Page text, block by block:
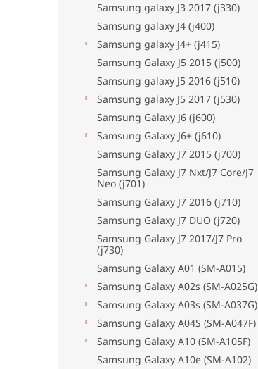
Samsung galaxy J3 2017 (j330)
Samsung galaxy J4 (j400)
Samsung galaxy J4+ (j415)
Samsung Galaxy J5 2015 (j500)
Samsung galaxy J5 2016 (j510)
Samsung galaxy J5 2017 (j530)
Samsung Galaxy J6 (j600)
Samsung Galaxy J6+ (j610)
Samsung Galaxy J7 2015 (j700)
Samsung Galaxy J7 Nxt/J7 Core/J7
Neo (j701)
Samsung Galaxy J7 2016 (j710)
Samsung Galaxy J7 DUO (j720)
Samsung Galaxy J7 2017/J7 Pro
(j730)
Samsung Galaxy A01 (SM-A015)
Samsung Galaxy A02s (SM-A025G)
Samsung Galaxy A03s (SM-A037G)
Samsung Galaxy A04S (SM-A047F)
Samsung Galaxy A10 (SM-A105F)
Samsung Galaxy A10e (SM-A102)